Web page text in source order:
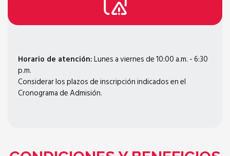
Horario de atención:Lunes a viernes de 10:00 a.m. - 6:30
p.m.
Considerar los plazos de inscripción indicados en el
Cronograma de Admisión.